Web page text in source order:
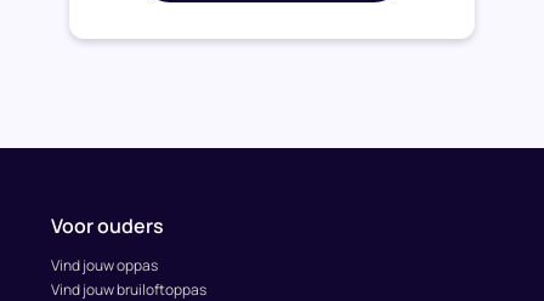
Voor ouders
Vind jouw oppas
Vind jouw bruiloftoppas